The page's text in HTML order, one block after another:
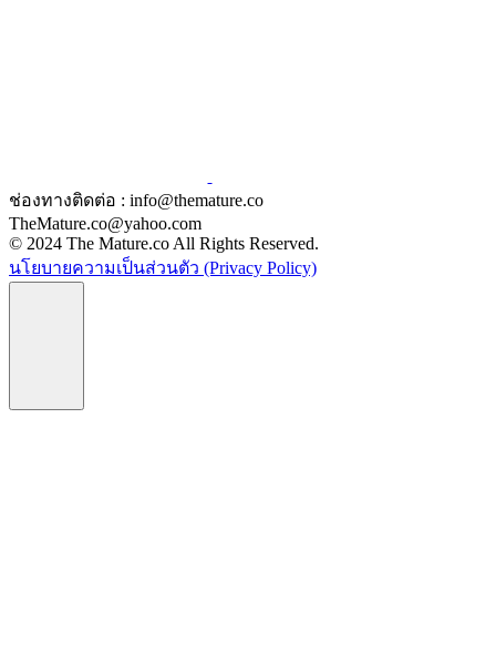
ช่องทางติดต่อ : info@themature.co
TheMature.co@yahoo.com
© 2024 The Mature.co All Rights Reserved.
นโยบายความเป็นส่วนตัว (Privacy Policy)